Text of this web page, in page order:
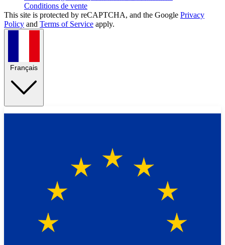
Conditions de vente
This site is protected by reCAPTCHA, and the Google Privacy
Policy and Terms of Service apply.
Français